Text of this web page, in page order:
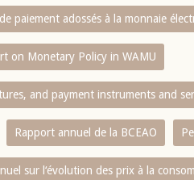
paiement adossés à la monnaie
on Monetary Policy in WAMU
and payment instruments and
Rapport annuel de la BCEAO
sur l‘évolution des prix à la